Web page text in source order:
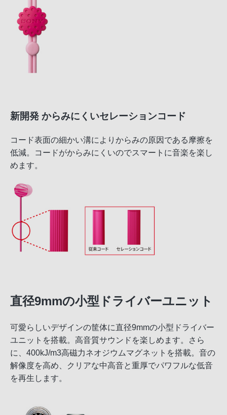
新開発 からみにくいセレーションコード
コード表面の細かい溝によりからみの原因である摩擦を
低減。コードがからみにくいのでスマートに音楽を楽し
めます。
直径9mmの小型ドライバーユニット
可愛らしいデザインの筐体に直径9mmの小型ドライバー
ユニットを搭載。高音質サウンドを楽しめます。さら
に、400kJ/m3高磁力ネオジウムマグネットを搭載。音の
解像度を高め、クリアな中高音と重厚でパワフルな低音
を再生します。